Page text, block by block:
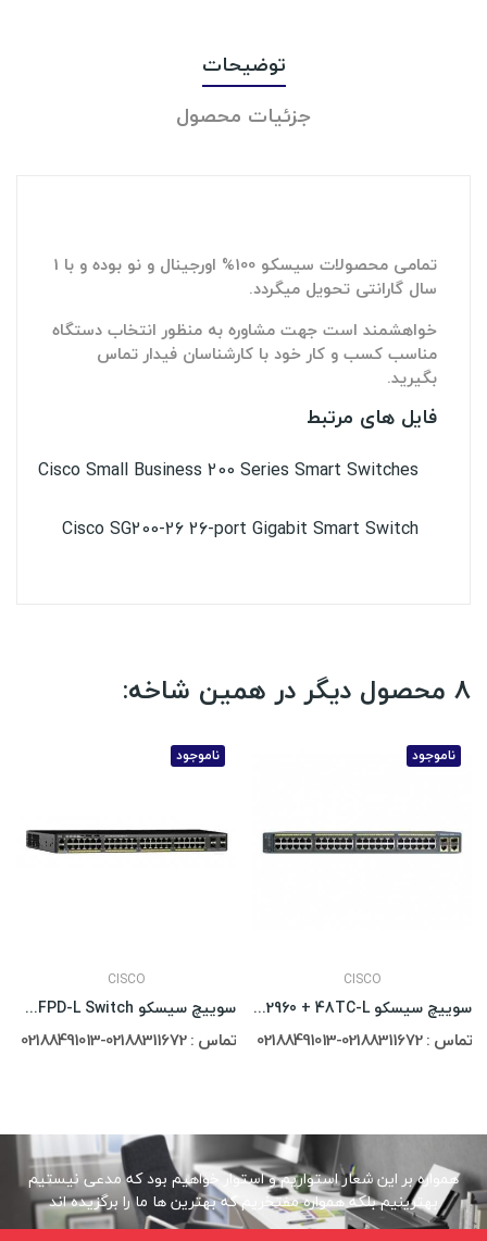
توضیحات
جزئیات محصول
تمامی محصولات سیسکو 100% اورجینال و نو بوده و با 1
سال گارانتی تحویل میگردد.
خواهشمند است جهت مشاوره به منظور انتخاب دستگاه
مناسب کسب و کار خود با کارشناسان فیدار تماس
بگیرید.
فایل های مرتبط
Cisco Small Business 200 Series Smart Switches
Cisco SG200-26 26-port Gigabit Smart Switch
8 محصول دیگر در همین شاخه:
ناموجود
CISCO
سوییچ سیسکو Cisco Catalyst 2960X-48FPD-L Switch
تماس : 02188311672-02188491013
ناموجود
CISCO
سوییچ سیسکو Cisco Catalyst WS-C2960 + 48TC-L
تماس : 02188311672-02188491013
همواره بر این شعار استواریم و استوار خواهیم بود که مدعی نیستیم
بهترینیم بلکه همواره مفتخریم که بهترین ها ما را برگزیده اند